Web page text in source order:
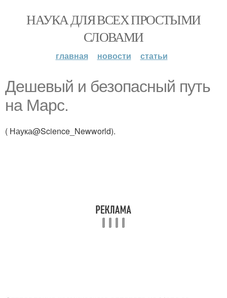
НАУКА ДЛЯ ВСЕХ ПРОСТЫМИ
СЛОВАМИ
главная новости статьи
Дешевый и безопасный путь
на Марс.
( Наука@Science_Newworld).